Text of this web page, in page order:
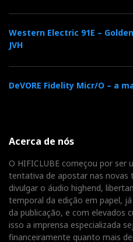
em Abril de 2019,
anos de fidelidade
Sonus faber Olympica Nova
Imacustica, Novembro 2020
Western Electric 91E –
JVH
DeVORE Fidelity Micr/O – a
Acerca de nós
O HIFICLUBE começou por ser
tentativa de apostar nas novas
divulgar o áudio highend,
temporal da edição em papel,
da publicação, e com elevados
isso a imprensa especializada
financeiramente quanto mais